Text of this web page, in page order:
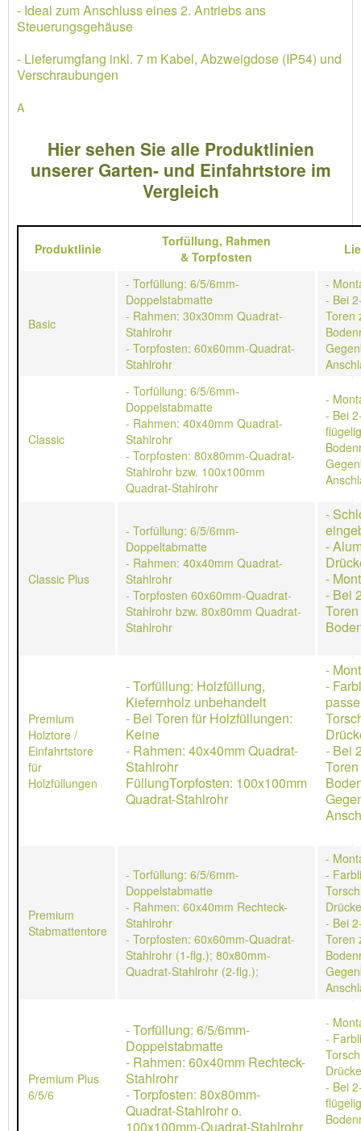
- Ideal zum Anschluss eines 2. Antriebs ans
Steuerungsgehäuse
- Lieferumgfang inkl. 7 m Kabel, Abzweigdose (IP54) und
Verschraubungen
A
Hier sehen Sie alle Produktlinien
unserer Garten- und Einfahrtstore im
Vergleich
Produktlinie Torfüllung, Rahmen
& Torpfosten
Basic
- Torfüllung: 6/5/6mm-
Doppelstabmatte
- Rahmen: 30x30mm Quadrat-
Stahlrohr
- Torpfosten: 60x60mm-Quadrat-
Stahlrohr
-
- Bei
Toren
Classic
- Torfüllung: 6/5/6mm-
Doppelstabmatte
- Rahmen: 40x40mm Quadrat-
Stahlrohr
- Torpfosten: 80x80mm-Quadrat-
Stahlrohr bzw. 100x100mm
Quadrat-Stahlrohr
-
- Bei
Classic Plus
- Torfüllung: 6/5/6mm-
Doppeltabmatte
- Rahmen: 40x40mm Quadrat-
Stahlrohr
- Torpfosten 60x60mm-Quadrat-
Stahlrohr bzw. 80x80mm Quadrat-
Stahlrohr
-
-
-
- Bei
Premium
Holztore /
Einfahrtstore
für
Holzfüllungen
- Torfüllung: Holzfüllung,
Kiefernholz unbehandelt
- Bei Toren für Holzfüllungen:
Keine
- Rahmen: 40x40mm Quadrat-
Stahlrohr
FüllungTorpfosten: 100x100mm
Quadrat-Stahlrohr
-
-
- Bei
Premium
Stabmattentore
- Torfüllung: 6/5/6mm-
Doppelstabmatte
- Rahmen: 60x40mm Rechteck-
Stahlrohr
- Torpfosten: 60x60mm-Quadrat-
Stahlrohr (1-flg.); 80x80mm-
Quadrat-Stahlrohr (2-flg.);
-
-
- Bei
Toren
Premium Plus
6/5/6
- Torfüllung: 6/5/6mm-
Doppelstabmatte
- Rahmen: 60x40mm Rechteck-
Stahlrohr
- Torpfosten: 80x80mm-
Quadrat-Stahlrohr o.
100x100mm-Quadrat-Stahlrohr
-
-
- Bei